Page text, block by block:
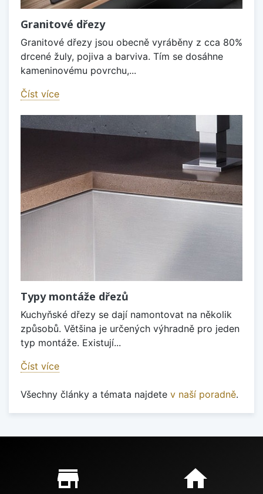
Granitové dřezy
Granitové dřezy jsou obecně vyráběny z cca 80%
drcené žuly, pojiva a barviva. Tím se dosáhne
kameninovému povrchu,...
Číst více
Typy montáže dřezů
Kuchyňské dřezy se dají namontovat na několik
způsobů. Většina je určených výhradně pro jeden
typ montáže. Existují...
Číst více
Všechny články a témata najdete v naší poradně.
Proč nakupovat u nás?
store_mall_directory home